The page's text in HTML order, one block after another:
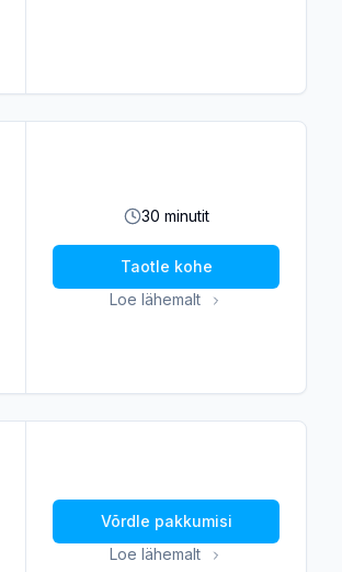
30 minutit
Taotle kohe
Loe lähemalt
Võrdle pakkumisi
Loe lähemalt